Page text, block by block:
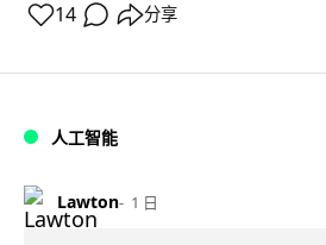
14 分享
人工智能
Lawton 1 日